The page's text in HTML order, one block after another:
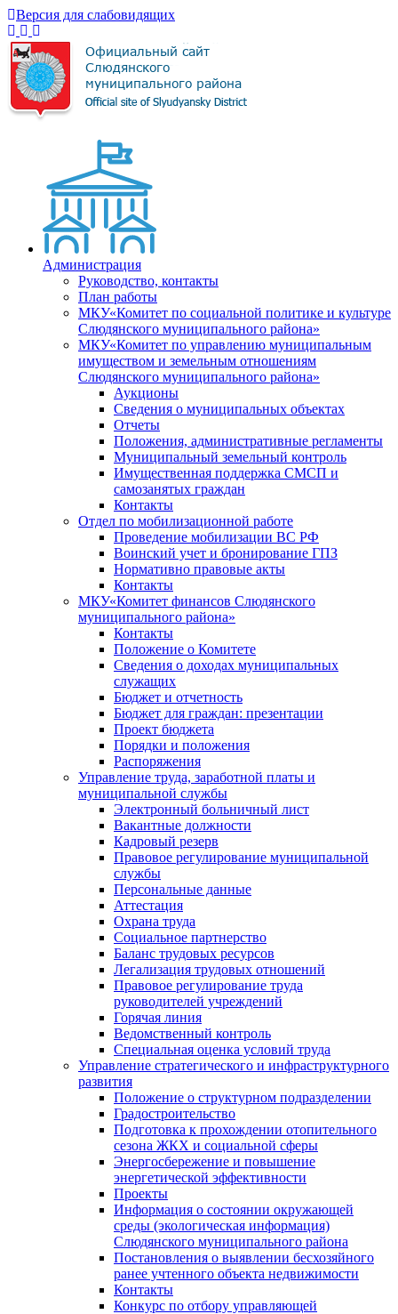
Версия для слабовидящих
Администрация
Руководство, контакты
План работы
МКУ«Комитет по социальной политике и культуре
Слюдянского муниципального района»
МКУ«Комитет по управлению муниципальным
имуществом и земельным отношениям
Слюдянского муниципального района»
Аукционы
Сведения о муниципальных объектах
Отчеты
Положения, административные регламенты
Муниципальный земельный контроль
Имущественная поддержка СМСП и
самозанятых граждан
Контакты
Отдел по мобилизационной работе
Проведение мобилизации ВС РФ
Воинский учет и бронирование ГПЗ
Нормативно правовые акты
Контакты
МКУ«Комитет финансов Слюдянского
муниципального района»
Контакты
Положение о Комитете
Сведения о доходах муниципальных
служащих
Бюджет и отчетность
Бюджет для граждан: презентации
Проект бюджета
Порядки и положения
Распоряжения
Управление труда, заработной платы и
муниципальной службы
Электронный больничный лист
Вакантные должности
Кадровый резерв
Правовое регулирование муниципальной
службы
Персональные данные
Аттестация
Охрана труда
Социальное партнерство
Баланс трудовых ресурсов
Легализация трудовых отношений
Правовое регулирование труда
руководителей учреждений
Горячая линия
Ведомственный контроль
Специальная оценка условий труда
Управление стратегического и инфраструктурного
развития
Положение о структурном подразделении
Градостроительство
Подготовка к прохождении отопительного
сезона ЖКХ и социальной сферы
Энергосбережение и повышение
энергетической эффективности
Проекты
Информация о состоянии окружающей
среды (экологическая информация)
Слюдянского муниципального района
Постановления о выявлении бесхозяйного
ранее учтенного объекта недвижимости
Контакты
Конкурс по отбору управляющей